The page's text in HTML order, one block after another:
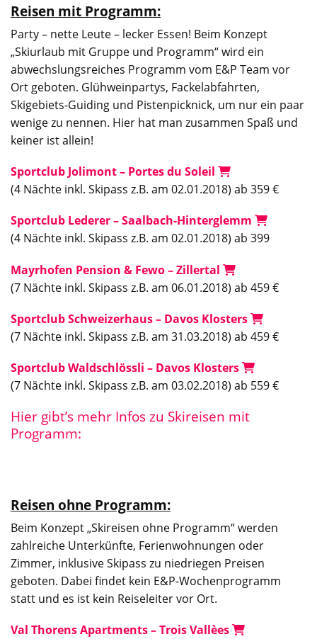
Reisen mit Programm:
Party – nette Leute – lecker Essen! Beim Konzept
„Skiurlaub mit Gruppe und Programm“ wird ein
abwechslungsreiches Programm vom E&P Team vor
Ort geboten. Glühweinpartys, Fackelabfahrten,
Skigebiets-Guiding und Pistenpicknick, um nur ein paar
wenige zu nennen. Hier hat man zusammen Spaß und
keiner ist allein!
Sportclub Jolimont – Portes du Soleil
(4 Nächte inkl. Skipass z.B. am 02.01.2018) ab 359 €
Sportclub Lederer – Saalbach-Hinterglemm
(4 Nächte inkl. Skipass z.B. am 02.01.2018) ab 399
Mayrhofen Pension & Fewo – Zillertal
(7 Nächte inkl. Skipass z.B. am 06.01.2018) ab 459 €
Sportclub Schweizerhaus – Davos Klosters
(7 Nächte inkl. Skipass z.B. am 31.03.2018) ab 459 €
Sportclub Waldschlössli – Davos Klosters
(7 Nächte inkl. Skipass z.B. am 03.02.2018) ab 559 €
Hier gibt’s mehr Infos zu Skireisen mit
Programm:
Reisen ohne Programm:
Beim Konzept „Skireisen ohne Programm“ werden
zahlreiche Unterkünfte, Ferienwohnungen oder
Zimmer, inklusive Skipass zu niedriegen Preisen
geboten. Dabei findet kein E&P-Wochenprogramm
statt und es ist kein Reiseleiter vor Ort.
Val Thorens Apartments – Trois Vallèes